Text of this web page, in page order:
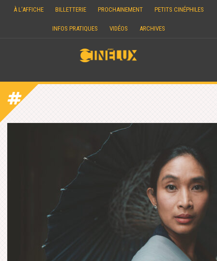
À L’AFFICHE BILLETTERIE PROCHAINEMENT PETITS CINÉPHILES
INFOS PRATIQUES VIDÉOS ARCHIVES